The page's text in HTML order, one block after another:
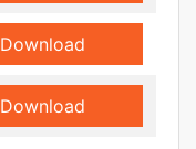
Download
Download